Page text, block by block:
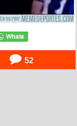
52